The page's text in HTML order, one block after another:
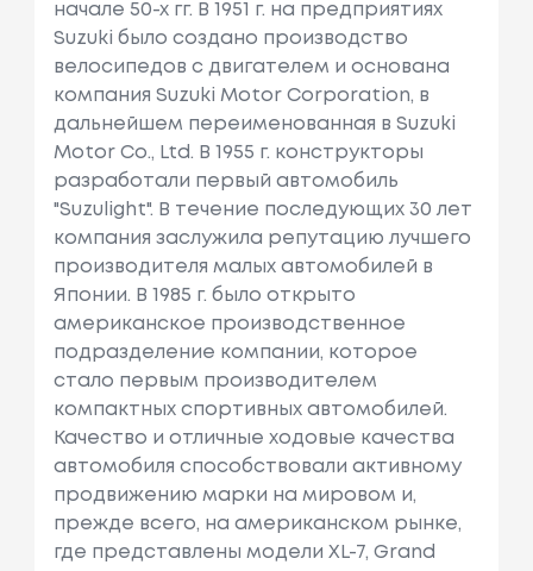
начале 50-х гг. В 1951 г. на предприятиях
Suzuki было создано производство
велосипедов с двигателем и основана
компания Suzuki Motor Corporation, в
дальнейшем переименованная в Suzuki
Motor Co., Ltd. В 1955 г. конструкторы
разработали первый автомобиль
"Suzulight". В течение последующих 30 лет
компания заслужила репутацию лучшего
производителя малых автомобилей в
Японии. В 1985 г. было открыто
американское производственное
подразделение компании, которое
стало первым производителем
компактных спортивных автомобилей.
Качество и отличные ходовые качества
автомобиля способствовали активному
продвижению марки на мировом и,
прежде всего, на американском рынке,
где представлены модели XL-7, Grand